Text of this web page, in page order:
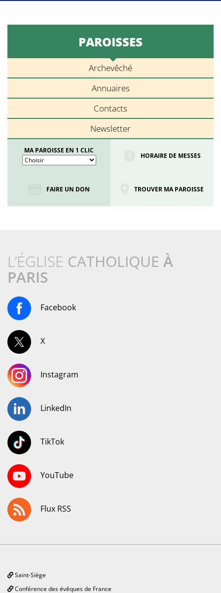
PAROISSES
Archevêché
Annuaires
Contacts
Newsletter
MA PAROISSE EN 1 CLIC
HORAIRE DE MESSES
FAIRE UN DON TROUVER MA PAROISSE
L’ÉGLISE CATHOLIQUE À
PARIS
Facebook
X
Instagram
LinkedIn
TikTok
YouTube
Flux RSS
Saint-Siège
Conférence des évêques de France